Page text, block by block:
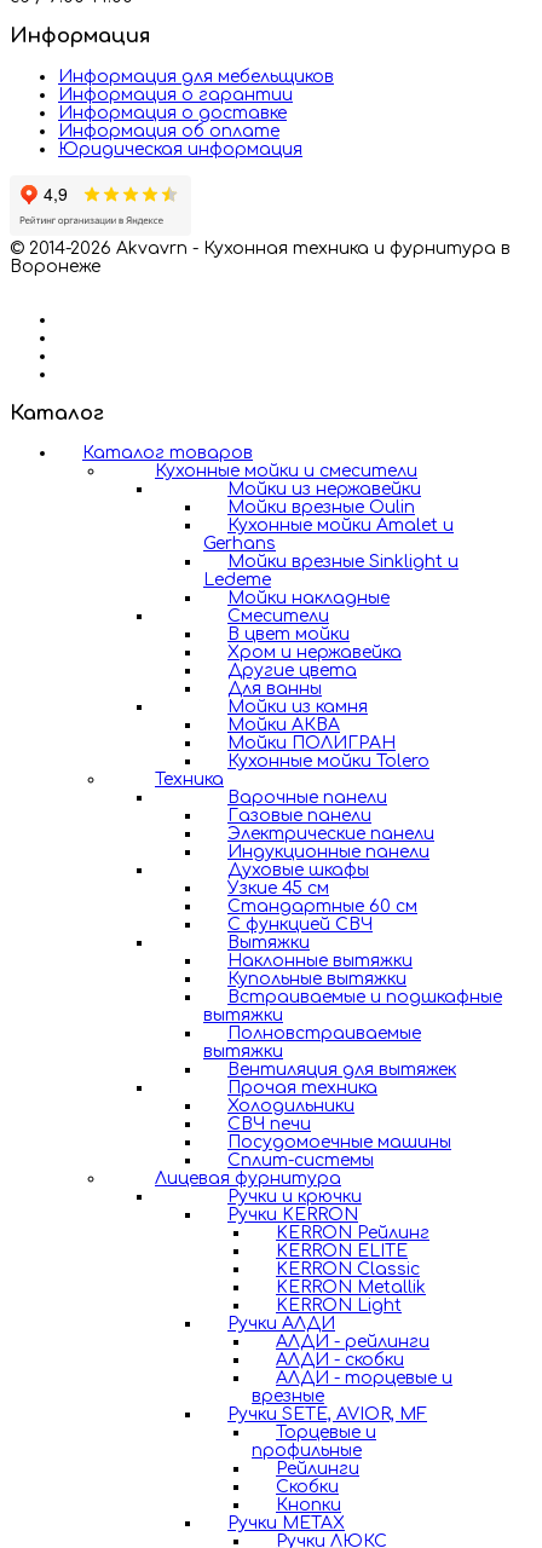
Информация
Информация для мебельщиков
Информация о гарантии
Информация о доставке
Информация об оплате
Юридическая информация
© 2014-2026 Akvavrn - Кухонная техника и фурнитура в
Воронеже
Каталог
Каталог товаров
Кухонные мойки и смесители
Мойки из нержавейки
Мойки врезные Oulin
Кухонные мойки Amalet и
Gerhans
Мойки врезные Sinklight и
Ledeme
Мойки накладные
Смесители
В цвет мойки
Хром и нержавейка
Другие цвета
Для ванны
Мойки из камня
Мойки АКВА
Мойки ПОЛИГРАН
Кухонные мойки Tolero
Техника
Варочные панели
Газовые панели
Электрические панели
Индукционные панели
Духовые шкафы
Узкие 45 см
Стандартные 60 см
С функцией СВЧ
Вытяжки
Наклонные вытяжки
Купольные вытяжки
Встраиваемые и подшкафные
вытяжки
Полновстраиваемые
вытяжки
Вентиляция для вытяжек
Прочая техника
Холодильники
СВЧ печи
Посудомоечные машины
Сплит-системы
Лицевая фурнитура
Ручки и крючки
Ручки KERRON
KERRON Рейлинг
KERRON ELITE
KERRON Classic
KERRON Metallik
KERRON Light
Ручки АЛДИ
АЛДИ - рейлинги
АЛДИ - скобки
АЛДИ - торцевые и
врезные
Ручки SETE, AVIOR, MF
Торцевые и
профильные
Рейлинги
Скобки
Кнопки
Ручки METAX
Ручки ЛЮКС